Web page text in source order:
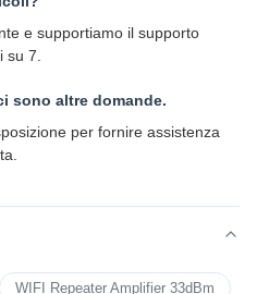
e supportiamo il supporto
7.
sono altre domande.
per fornire assistenza
WIFI Repeater Amplifier 33dBm